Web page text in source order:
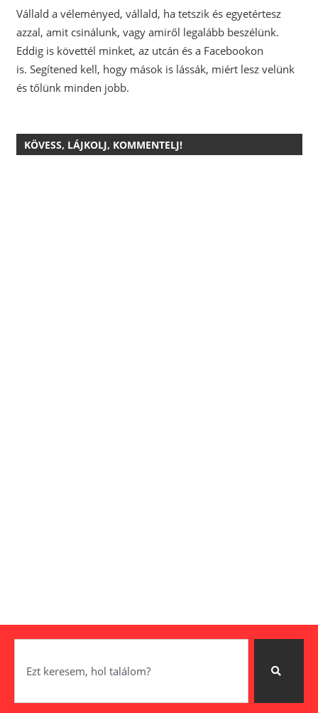
Vállald a véleményed, vállald, ha tetszik és egyetértesz
azzal, amit csinálunk, vagy amiről legalább beszélünk.
Eddig is követtél minket, az utcán és a Facebookon
is. Segítened kell, hogy mások is lássák, miért lesz velünk
és tőlünk minden jobb.
KÖVESS, LÁJKOLJ, KOMMENTELJ!